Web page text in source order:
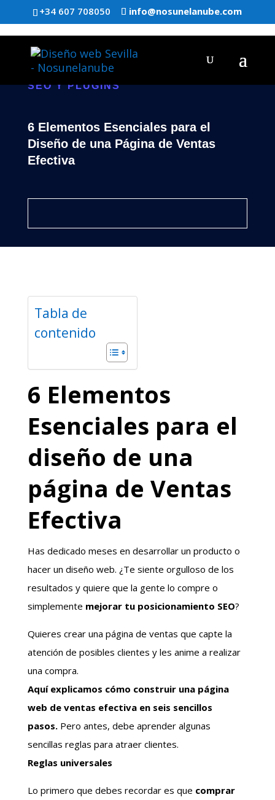
+34 607 708050 info@nosunelanube.com
SEO Y PLUGINS
6 Elementos Esenciales para el
Diseño de una Página de Ventas
Efectiva
Tabla de
contenido
6 Elementos
Esenciales para el
diseño de una
página de Ventas
Efectiva
Has dedicado meses en desarrollar un producto o
hacer un diseño web. ¿Te siente orgulloso de los
resultados y quiere que la gente lo compre o
simplemente mejorar tu posicionamiento SEO?
Quieres crear una página de ventas que capte la
atención de posibles clientes y les anime a realizar
una compra.
Aquí explicamos cómo construir una página
web de ventas efectiva en seis sencillos
pasos. Pero antes, debe aprender algunas
sencillas reglas para atraer clientes.
Reglas universales
Lo primero que debes recordar es que comprar